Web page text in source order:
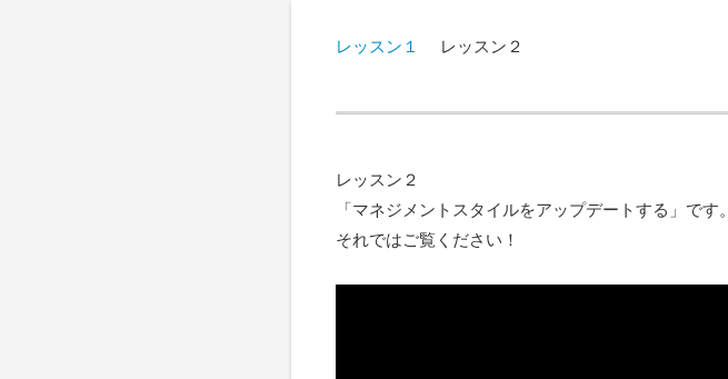
レッスン１ レッスン２
レッスン２
「マネジメントスタイルをアップデートする」です。
それではご覧ください！